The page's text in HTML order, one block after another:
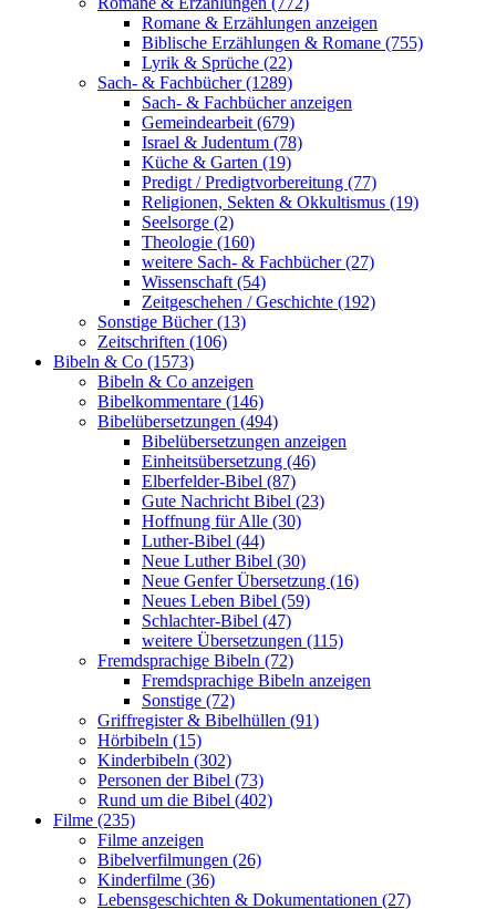
Romane & Erzählungen anzeigen
Biblische Erzählungen & Romane (755)
Lyrik & Sprüche (22)
Sach- & Fachbücher (1289)
Sach- & Fachbücher anzeigen
Gemeindearbeit (679)
Israel & Judentum (78)
Küche & Garten (19)
Predigt / Predigtvorbereitung (77)
Religionen, Sekten & Okkultismus (19)
Seelsorge (2)
Theologie (160)
weitere Sach- & Fachbücher (27)
Wissenschaft (54)
Zeitgeschehen / Geschichte (192)
Sonstige Bücher (13)
Zeitschriften (106)
Bibeln & Co (1573)
Bibeln & Co anzeigen
Bibelkommentare (146)
Bibelübersetzungen (494)
Bibelübersetzungen anzeigen
Einheitsübersetzung (46)
Elberfelder-Bibel (87)
Gute Nachricht Bibel (23)
Hoffnung für Alle (30)
Luther-Bibel (44)
Neue Luther Bibel (30)
Neue Genfer Übersetzung (16)
Neues Leben Bibel (59)
Schlachter-Bibel (47)
weitere Übersetzungen (115)
Fremdsprachige Bibeln (72)
Fremdsprachige Bibeln anzeigen
Sonstige (72)
Griffregister & Bibelhüllen (91)
Hörbibeln (15)
Kinderbibeln (302)
Personen der Bibel (73)
Rund um die Bibel (402)
Filme (235)
Filme anzeigen
Bibelverfilmungen (26)
Kinderfilme (36)
Lebensgeschichten & Dokumentationen (27)